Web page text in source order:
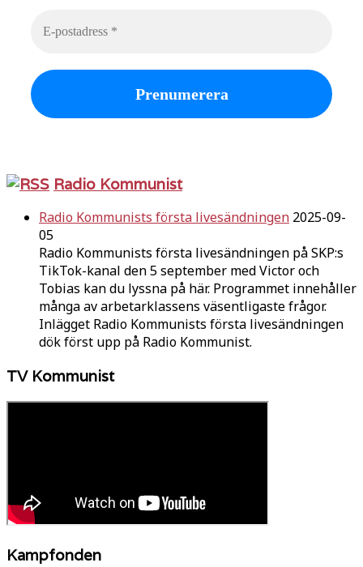
Radio Kommunist
Radio Kommunists första livesändningen 2025-09-
05
Radio Kommunists första livesändningen på SKP:s
TikTok-kanal den 5 september med Victor och
Tobias kan du lyssna på här. Programmet innehåller
många av arbetarklassens väsentligaste frågor.
Inlägget Radio Kommunists första livesändningen
dök först upp på Radio Kommunist.
TV Kommunist
Kampfonden